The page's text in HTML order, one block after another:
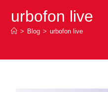
urbofon live
> Blog > urbofon live